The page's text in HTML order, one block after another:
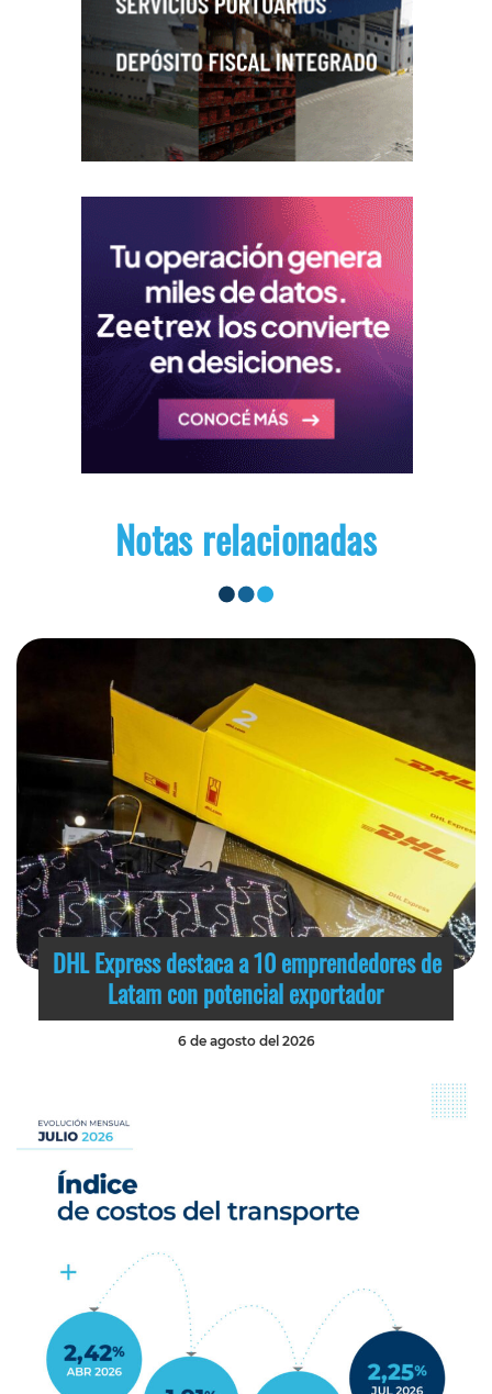
Notas relacionadas
DHL Express destaca a 10 emprendedores de
Latam con potencial exportador
6 de agosto del 2026